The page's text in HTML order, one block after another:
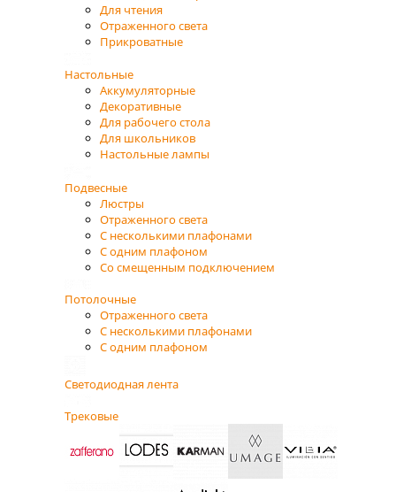
Для чтения
Отраженного света
Прикроватные
Настольные
Аккумуляторные
Декоративные
Для рабочего стола
Для школьников
Настольные лампы
Подвесные
Люстры
Отраженного света
С несколькими плафонами
С одним плафоном
Со смещенным подключением
Потолочные
Отраженного света
С несколькими плафонами
С одним плафоном
Светодиодная лента
Трековые